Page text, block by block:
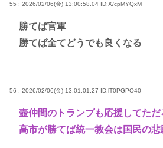
55 : 2026/02/06(金) 13:00:58.04 ID:X/cpMYQxM
勝てば官軍
勝てば全てどうでも良くなる
56 : 2026/02/06(金) 13:01:01.27 ID:lT0PGPO40
壺仲間のトランプも応援してただ
高市が勝てば統一教会は国民の